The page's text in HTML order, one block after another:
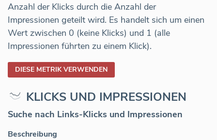
Anzahl der Klicks durch die Anzahl der
Impressionen geteilt wird. Es handelt sich um einen
Wert zwischen 0 (keine Klicks) und 1 (alle
Impressionen führten zu einem Klick).
DIESE METRIK VERWENDEN
KLICKS UND IMPRESSIONEN
Suche nach Links-Klicks und Impressionen
Beschreibung